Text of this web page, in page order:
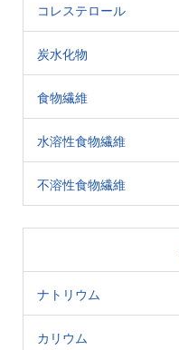
コレステロール
炭水化物
食物繊維
水溶性食物繊維
不溶性食物繊維
ナトリウム
カリウム